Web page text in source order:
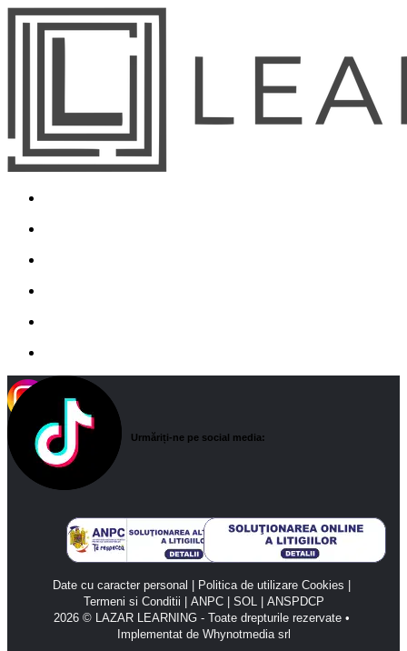
Date cu caracter personal | Politica de utilizare Cookies
Termeni si Conditii | ANPC | SOL | ANSPDCP
2026 © LAZAR LEARNING - Toate drepturile rezervate •
Implementat de Whynotmedia srl
Urmăriți-ne pe social media: